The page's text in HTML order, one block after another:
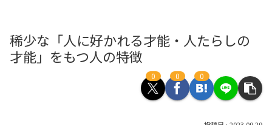
稀少な「人に好かれる才能・人たらしの
才能」をもつ人の特徴
0 0 0